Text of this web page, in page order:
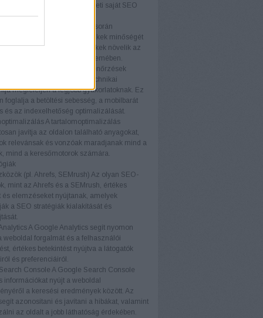
felhasználásával fejlesztheti saját SEO
és versenyelőnyhöz juthat.
A backlink elemzés során
a weboldalra mutató linkek minőségét
A kiváló minőségű linkek növelik az
a keresőmotorok szemében.
A technikai ellenőrzések
hogy a weboldal minden technikai
megfeleljen a legjobb gyakorlatoknak. Ez
foglalja a betöltési sebesség, a mobilbarát
és az indexelhetőség optimalizálását.
A tartalomoptimalizálás
javítja az oldalon található anyagokat,
relevánsak és vonzóak maradjanak mind a
mind a keresőmotorok számára.
(pl. Ahrefs, SEMrush) Az olyan SEO-
mint az Ahrefs és a SEMrush, értékes
és elemzéseket nyújtanak, amelyek
a SEO stratégiák kialakítását és
A Google Analytics segít nyomon
weboldal forgalmát és a felhasználói
értékes betekintést nyújtva a látogatók
és preferenciáiról.
Console A Google Search Console
információkat nyújt a weboldal
a keresési eredmények között. Az
azonosítani és javítani a hibákat, valamint
az oldalt a jobb láthatóság érdekében.